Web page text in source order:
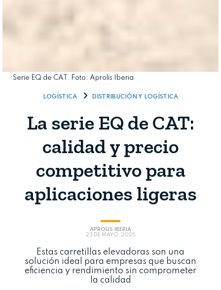
Serie EQ de CAT. Foto: Aprolis Iberia
LOGÍSTICA DISTRIBUCIÓN Y LOGÍSTICA
La serie EQ de CAT:
calidad y precio
competitivo para
aplicaciones ligeras
APROLIS IBERIA
23 DE MAYO, 2025
Estas carretillas elevadoras son una
solución ideal para empresas que buscan
eficiencia y rendimiento sin comprometer
la calidad